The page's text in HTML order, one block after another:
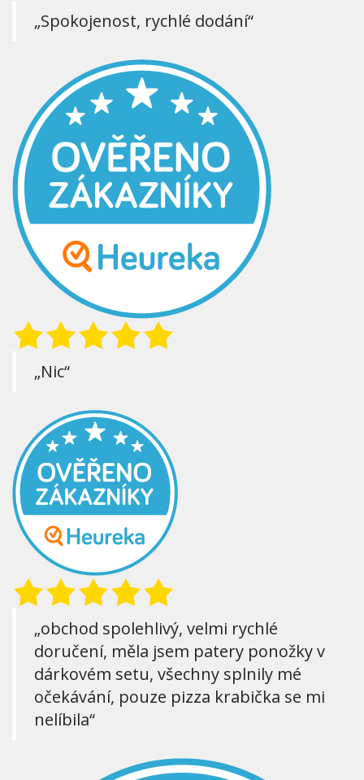
„Spokojenost, rychlé dodání“
„Nic“
„obchod spolehlivý, velmi rychlé
doručení, měla jsem patery ponožky v
dárkovém setu, všechny splnily mé
očekávání, pouze pizza krabička se mi
nelíbila“